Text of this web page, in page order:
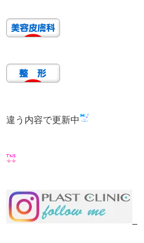
違う内容で更新中